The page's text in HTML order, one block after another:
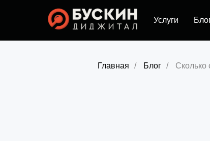
Услуги
Главная / Блог / Сколько